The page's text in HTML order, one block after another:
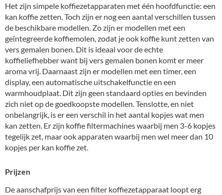
Het zijn simpele koffiezetapparaten met één hoofdfunctie: een
kan koffie zetten. Toch zijn er nog een aantal verschillen tussen
de beschikbare modellen. Zo zijn er modellen met een
geïntegreerde koffiemolen, zodat je ook koffie kunt zetten van
vers gemalen bonen. Dit is ideaal voor de echte
koffieliefhebber want bij vers gemalen bonen komt er meer
aroma vrij. Daarnaast zijn er modellen met een timer, een
display, een automatische uitschakelfunctie en een
warmhoudplaat. Dit zijn geen standaard opties en bevinden
zich niet op de goedkoopste modellen. Tenslotte, en niet
onbelangrijk, is er een verschil in het aantal kopjes wat men
kan zetten. Er zijn koffie filtermachines waarbij men 3-6 kopjes
tegelijk zet, maar ook apparaten waarbij men wel meer dan 10
kopjes per kan koffie zet.
Prijzen
De aanschafprijs van een filter koffiezetapparaat loopt erg